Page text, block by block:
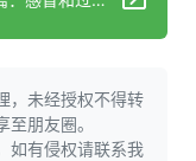
，未经授权不得转
朋友圈。
如有侵权请联系我